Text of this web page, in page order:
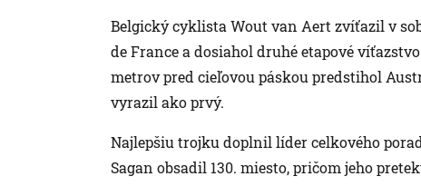
Belgický cyklista Wout van Aert zvíťazil v
de France a dosiahol druhé etapové
metrov pred cieľovou páskou predstihol
vyrazil ako prvý.
Najlepšiu trojku doplnil líder celkového
Sagan obsadil 130. miesto, pričom jeho